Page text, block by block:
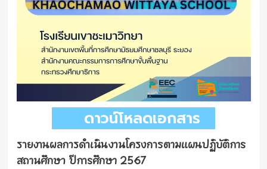
ดาวน์โหลดเอกสาร
รายงานผลการดำเนินงานโครงการตามแผนปฏิบัติการ
สถานศึกษา ปีการศึกษา 2567